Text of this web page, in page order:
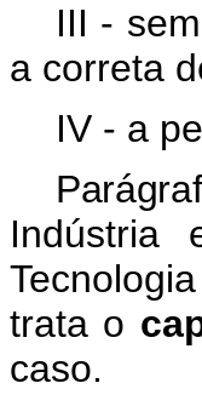
III -
a correta
IV - a
Indústria
trata o
caso.